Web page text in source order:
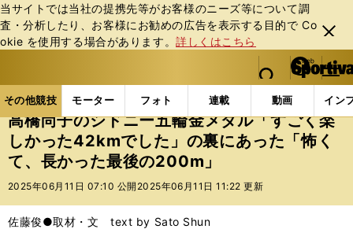
当サイトでは当社の提携先等がお客様のニーズ等について調
査・分析したり、お客様にお勧めの広告を表⽰する⽬的で Co
okie を使⽤する場合があります。詳しくはこちら
閉じ
る
web Sportiva (webスポルティーバ)
検索
マイペ
ー
ジ
メニュ
その他競技 モーター フォト 連載 動画 イン
ス
ポ
ル
テ
ー
バ
その他競技の記事一覧 陸上 高橋尚子のシドニー五
高橋尚子のシドニー五輪金メダル「すごく楽
しかった42kmでした」の裏にあった「怖く
て、長かった最後の200m」
2025年06月11日 07:10 公開 2025年06月11日 11:22 更新
佐藤俊●取材・文 text by Sato Shun